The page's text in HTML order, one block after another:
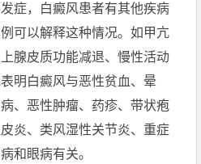
，白癜风患者有其他疾病
可以解释这种情况。如甲亢
腺皮质功能减退、慢性活动
明白癜风与恶性贫血、晕
、恶性肿瘤、药疹、带状疱
炎、类风湿性关节炎、重症
和眼病有关。